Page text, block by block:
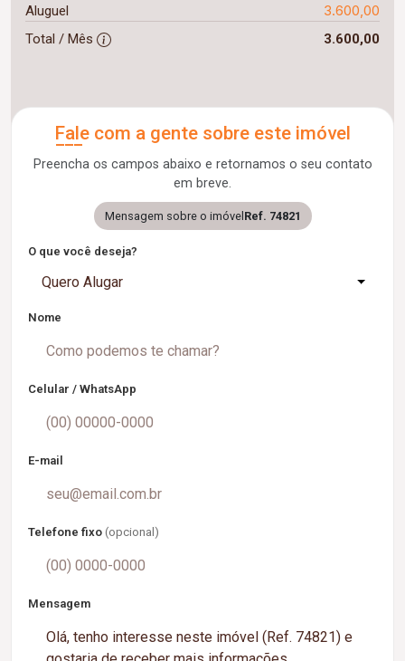
Aluguel 3.600,00
Total / Mês 3.600,00
Fale com a gente sobre este imóvel
Preencha os campos abaixo e retornamos o seu contato
em breve.
Mensagem sobre o imóvel Ref. 74821
O que você deseja?
Quero Alugar
Nome
Celular / WhatsApp
E-mail
Telefone fixo (opcional)
Mensagem